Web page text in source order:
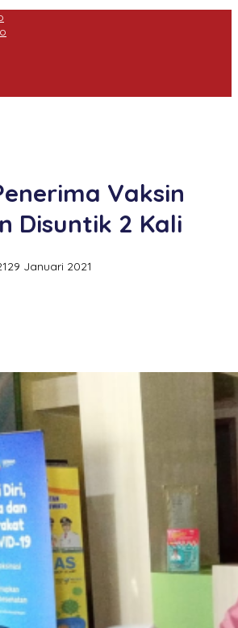
Vaksin
Disuntik 2 Kali
29 Januari 2021